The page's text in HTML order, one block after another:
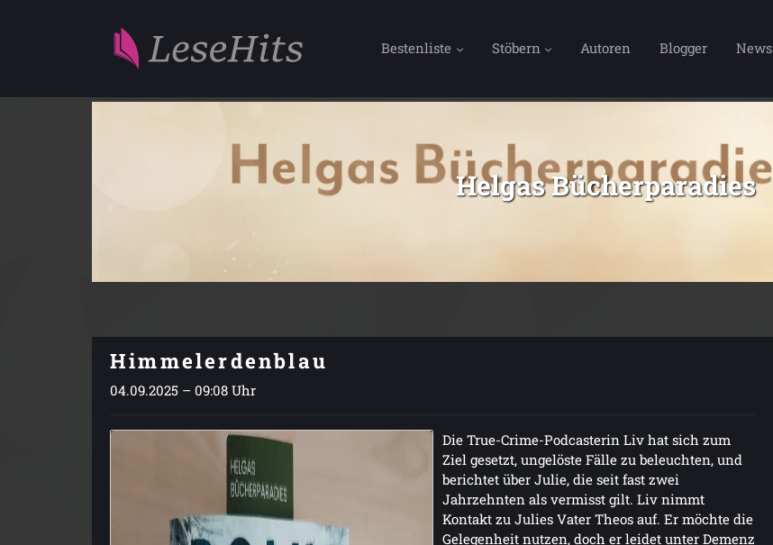
Bestenliste Stöbern Autoren Blogger News
Helgas Bücherparadies
Himmelerdenblau
04.09.2025 – 09:08 Uhr
Die True-Crime-Podcasterin Liv hat sich zum
Ziel gesetzt, ungelöste Fälle zu beleuchten, und
berichtet über Julie, die seit fast zwei
Jahrzehnten als vermisst gilt. Liv nimmt
Kontakt zu Julies Vater Theos auf. Er möchte die
Gelegenheit nutzen, doch er leidet unter Demenz